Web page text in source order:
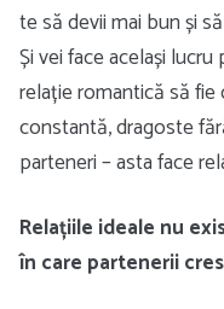
te să devii mai bun și
Și vei face același
relație romantică să
constantă, dragoste
parteneri – asta face
Relațiile ideale nu
în care partenerii